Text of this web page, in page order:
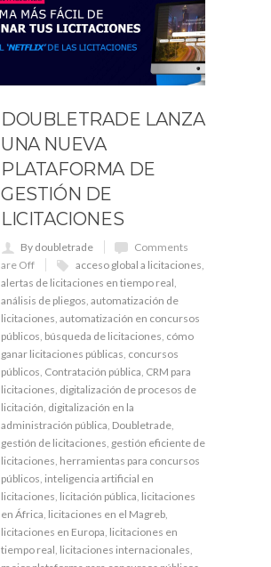
DOUBLETRADE LANZA
UNA NUEVA
PLATAFORMA DE
GESTIÓN DE
LICITACIONES
By doubletrade
Comments
are Off
acceso global a licitaciones,
alertas de licitaciones en tiempo real,
análisis de pliegos, automatización de
licitaciones, automatización en concursos
públicos, búsqueda de licitaciones, cómo
ganar licitaciones públicas, concursos
públicos, Contratación pública, CRM para
licitaciones, digitalización de procesos de
licitación, digitalización en la
administración pública, Doubletrade,
gestión de licitaciones, gestión eficiente de
licitaciones, herramientas para concursos
públicos, inteligencia artificial en
licitaciones, licitación pública, licitaciones
en África, licitaciones en el Magreb,
licitaciones en Europa, licitaciones en
tiempo real, licitaciones internacionales,